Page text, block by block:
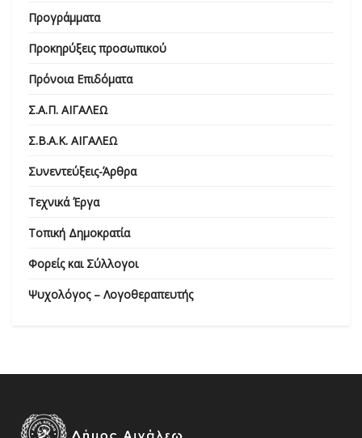
Προγράμματα
Προκηρύξεις προσωπικού
Πρόνοια Επιδόματα
Σ.Α.Π. ΑΙΓΑΛΕΩ
Σ.Β.Α.Κ. ΑΙΓΑΛΕΩ
Συνεντεύξεις-Άρθρα
Τεχνικά Έργα
Τοπική Δημοκρατία
Φορείς και Σύλλογοι
Ψυχολόγος – Λογοθεραπευτής